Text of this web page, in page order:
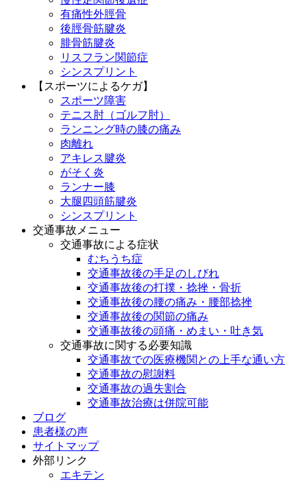
有痛性外脛骨
後脛骨筋腱炎
腓骨筋腱炎
リスフラン関節症
シンスプリント
【スポーツによるケガ】
スポーツ障害
テニス肘（ゴルフ肘）
ランニング時の膝の痛み
肉離れ
アキレス腱炎
がそく炎
ランナー膝
大腿四頭筋腱炎
シンスプリント
交通事故メニュー
交通事故による症状
むちうち症
交通事故後の手足のしびれ
交通事故後の打撲・捻挫・骨折
交通事故後の腰の痛み・腰部捻挫
交通事故後の関節の痛み
交通事故後の頭痛・めまい・吐き気
交通事故に関する必要知識
交通事故での医療機関との上手な通い方
交通事故の慰謝料
交通事故の過失割合
交通事故治療は併院可能
ブログ
患者様の声
サイトマップ
外部リンク
エキテン